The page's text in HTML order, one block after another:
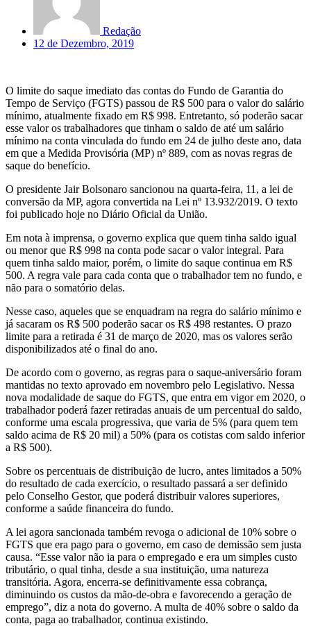
Redação
12 de Dezembro, 2019
O limite do saque imediato das contas do Fundo de Garantia do
Tempo de Serviço (FGTS) passou de R$ 500 para o valor do salário
mínimo, atualmente fixado em R$ 998. Entretanto, só poderão sacar
esse valor os trabalhadores que tinham o saldo de até um salário
mínimo na conta vinculada do fundo em 24 de julho deste ano, data
em que a Medida Provisória (MP) nº 889, com as novas regras de
saque do benefício.
O presidente Jair Bolsonaro sancionou na quarta-feira, 11, a lei de
conversão da MP, agora convertida na Lei nº 13.932/2019. O texto
foi publicado hoje no Diário Oficial da União.
Em nota à imprensa, o governo explica que quem tinha saldo igual
ou menor que R$ 998 na conta pode sacar o valor integral. Para
quem tinha saldo maior, porém, o limite do saque continua em R$
500. A regra vale para cada conta que o trabalhador tem no fundo, e
não para o somatório delas.
Nesse caso, aqueles que se enquadram na regra do salário mínimo e
já sacaram os R$ 500 poderão sacar os R$ 498 restantes. O prazo
limite para a retirada é 31 de março de 2020, mas os valores serão
disponibilizados até o final do ano.
De acordo com o governo, as regras para o saque-aniversário foram
mantidas no texto aprovado em novembro pelo Legislativo. Nessa
nova modalidade de saque do FGTS, que entra em vigor em 2020, o
trabalhador poderá fazer retiradas anuais de um percentual do saldo,
conforme uma escala progressiva, que varia de 5% (para quem tem
saldo acima de R$ 20 mil) a 50% (para os cotistas com saldo inferior
a R$ 500).
Sobre os percentuais de distribuição de lucro, antes limitados a 50%
do resultado de cada exercício, o resultado passará a ser definido
pelo Conselho Gestor, que poderá distribuir valores superiores,
conforme a saúde financeira do fundo.
A lei agora sancionada também revoga o adicional de 10% sobre o
FGTS que era pago para o governo, em caso de demissão sem justa
causa. “Esse valor não ia para o empregado e era um simples custo
tributário, o qual tinha, desde a sua instituição, uma natureza
transitória. Agora, encerra-se definitivamente essa cobrança,
diminuindo os custos da mão-de-obra e favorecendo a geração de
emprego”, diz a nota do governo. A multa de 40% sobre o saldo da
conta, paga ao trabalhador, continua existindo.